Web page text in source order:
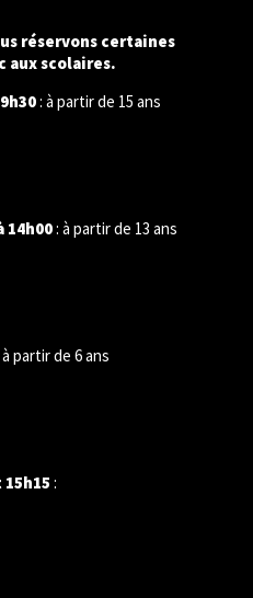
réservons certaines
scolaires.
: à partir de 15 ans
14h00: à partir de 13 ans
à partir de 6 ans
: